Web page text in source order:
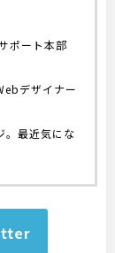
ポート本部
デザイナー
。最近気にな